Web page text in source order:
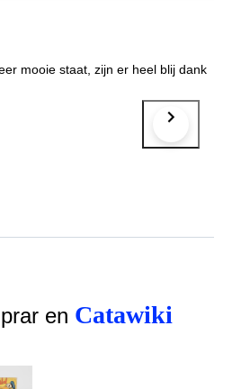
mooie staat, zijn er heel blij dank
en Catawiki